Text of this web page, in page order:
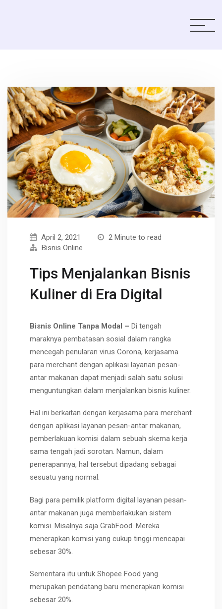
April 2, 2021
2 Minute to read
Bisnis Online
Tips Menjalankan Bisnis
Kuliner di Era Digital
Bisnis Online Tanpa Modal – Di tengah
maraknya pembatasan sosial dalam rangka
mencegah penularan virus Corona, kerjasama
para merchant dengan aplikasi layanan pesan-
antar makanan dapat menjadi salah satu solusi
menguntungkan dalam menjalankan bisnis kuliner.
Hal ini berkaitan dengan kerjasama para merchant
dengan aplikasi layanan pesan-antar makanan,
pemberlakuan komisi dalam sebuah skema kerja
sama tengah jadi sorotan. Namun, dalam
penerapannya, hal tersebut dipadang sebagai
sesuatu yang normal.
Bagi para pemilik platform digital layanan pesan-
antar makanan juga memberlakukan sistem
komisi. Misalnya saja GrabFood. Mereka
menerapkan komisi yang cukup tinggi mencapai
sebesar 30%.
Sementara itu untuk Shopee Food yang
merupakan pendatang baru menerapkan komisi
sebesar 20%.